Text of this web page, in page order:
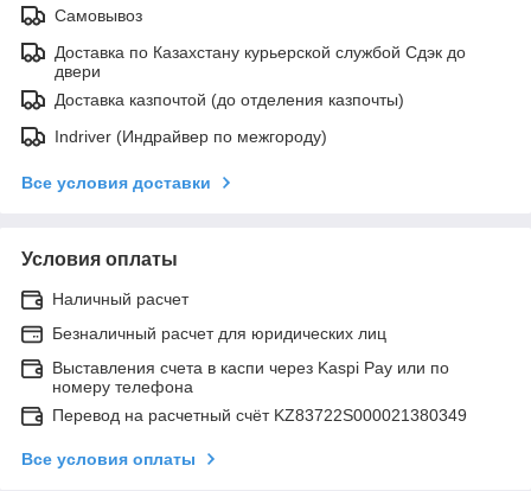
Самовывоз
Доставка по Казахстану курьерской службой Сдэк до
двери
Доставка казпочтой (до отделения казпочты)
Indriver (Индрайвер по межгороду)
Все условия доставки
Условия оплаты
Наличный расчет
Безналичный расчет для юридических лиц
Выставления счета в каспи через Kaspi Pay или по
номеру телефона
Перевод на расчетный счёт KZ83722S000021380349
Все условия оплаты